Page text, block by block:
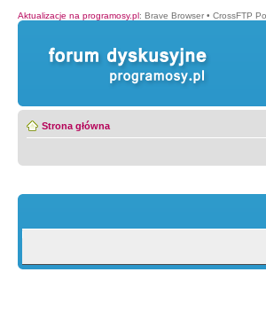
Aktualizacje na programosy.pl: Brave Browser • CrossFTP
Strona główna